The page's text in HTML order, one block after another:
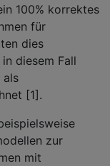
100% korrektes
für
dies
diesem Fall
als
[1].
zur
mit